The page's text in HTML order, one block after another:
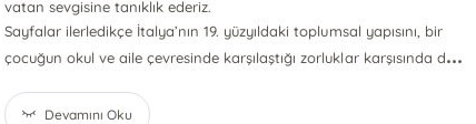
vatan sevgisine tanıklık ederiz.
Sayfalar ilerledikçe İtalya’nın 19. yüzyıldaki toplumsal yapısını, bir
çocuğun okul ve aile çevresinde karşılaştığı zorluklar karşısında d...
Devamını Oku